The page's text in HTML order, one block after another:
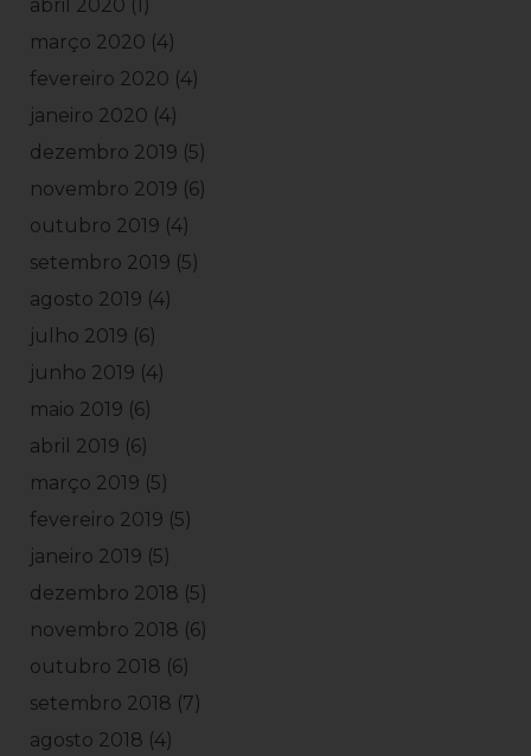
abril 2020
março 2020 (4)
fevereiro 2020 (4)
janeiro 2020 (4)
dezembro 2019 (5)
novembro 2019 (6)
outubro 2019 (4)
setembro 2019 (5)
agosto 2019 (4)
julho 2019 (6)
junho 2019 (4)
maio 2019 (6)
abril 2019 (6)
março 2019 (5)
fevereiro 2019 (5)
janeiro 2019 (5)
dezembro 2018 (5)
novembro 2018 (6)
outubro 2018 (6)
setembro 2018 (7)
agosto 2018 (4)